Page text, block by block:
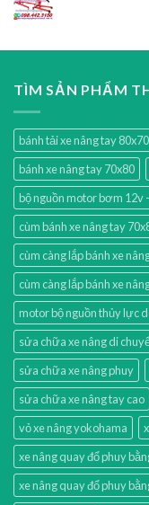
TÌM SẢN PHẨM
bánh tải xe nâng tay
bánh xe nâng tay 70x80
bộ nguồn motor bơm 12v
cùm bánh xe nâng tay
cùm càng lắp bánh xe
cùm càng lắp bánh xe
motor bộ nguồn thủy lực
sửa chữa xe nâng di
sửa chữa xe nâng phuy
sửa chữa xe nâng tay cao
vỏ xe nâng yokohama
xe nâng quay đổ phuy
xe nâng quay đổ phuy